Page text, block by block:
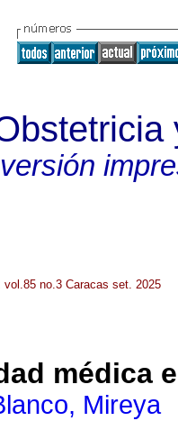
versión
vol.85 no.3 Caracas set. 2025
médica
Mireya